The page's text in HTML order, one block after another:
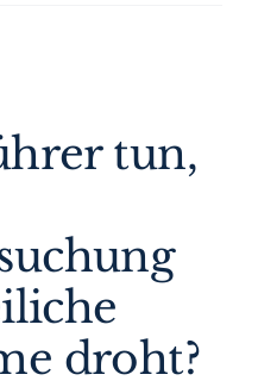
tun,
droht?